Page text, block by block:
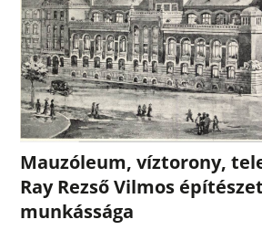
Mauzóleum, víztorony,
Ray Rezső Vilmos
munkássága